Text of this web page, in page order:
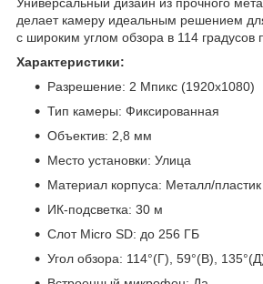
делает камеру идеальным решением
с широким углом обзора в 114 градусов
Характеристики:
Разрешение: 2 Мпикс (1920x1080)
Тип камеры: Фиксированная
Объектив: 2,8 мм
Место установки: Улица
Материал корпуса: Металл/пластик
ИК-подсветка: 30 м
Слот Micro SD: до 256 ГБ
Угол обзора: 114°(Г), 59°(В),